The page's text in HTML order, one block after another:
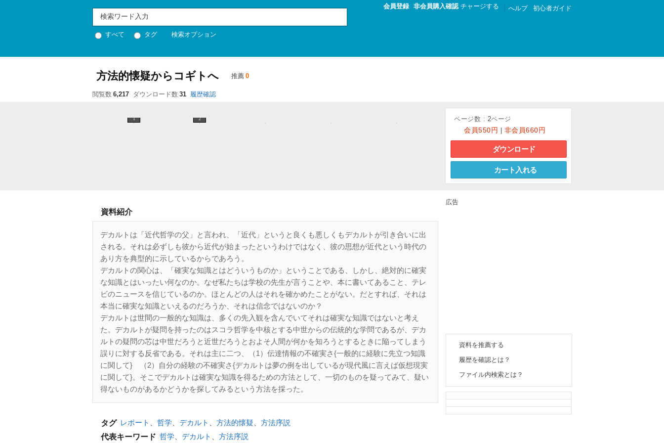
会員登録 非会員購入確認 チャージする へルプ 初心者ガイド
方法的懐疑からコギトへ 推薦 0
閲覧数 6,217 ダウンロード数 31 履歴確認
1 2 ページ数 : 2ページ
会員550円 非会員660円
ダウンロード
カート入れる
資料紹介
デカルトは「近代哲学の父」と言われ、「近代」というと良くも悪しくもデカルトが引き合いに出
される。それは必ずしも彼から近代が始まったというわけではなく、彼の思想が近代という時代の
あり方を典型的に示しているからであろう。
デカルトの関心は、「確実な知識とはどういうものか」ということである、しかし、絶対的に確実
な知識とはいったい何なのか。なぜ私たちは学校の先生が言うことや、本に書いてあること、テレ
ビのニュースを信じているのか。ほとんどの人はそれを確かめたことがない。だとすれば、それは
本当に確実な知識といえるのだろうか、それは信念ではないのか？
デカルトは世間の一般的な知識は、多くの先入観を含んでいてそれは確実な知識ではないと考え
た。デカルトが疑問を持ったのはスコラ哲学を中核とする中世からの伝統的な学問であるが、デカ
ルトの疑問の芯は中世だろうと近世だろうとおよそ人間が何かを知ろうとするときに陥ってしまう
誤りに対する反省である。それは主に二つ、（1）伝達情報の不確実さ{一般的に経験に先立つ知識
に関して} （2）自分の経験の不確実さ{デカルトは夢の例を出しているが現代風に言えば仮想現実
に関して}。そこでデカルトは確実な知識を得るための方法として、一切のものを疑ってみて、疑い
得ないものがあるかどうかを探してみるという方法を採った。
タグ レポート 哲学 デカルト 方法的懐疑
方法序説
代表キーワード 哲学 デカルト 方法序説
広告
資料を推薦する
履歴を確認とは？
ファイル内検索とは？